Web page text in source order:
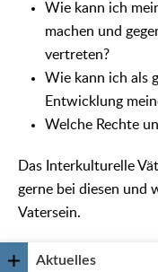
Wie kann ich
machen und
vertreten?
Wie kann ich als
Entwicklung
Welche Rechte
Das Interkulturelle
gerne bei diesen und
Vatersein.
Aktuelles